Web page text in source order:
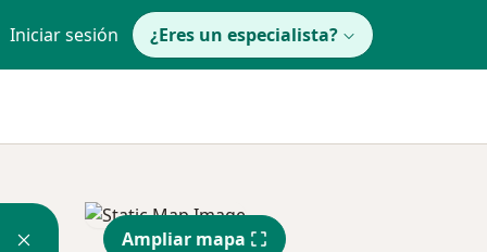
Iniciar sesión ¿Eres un especialista?
Ampliar mapa